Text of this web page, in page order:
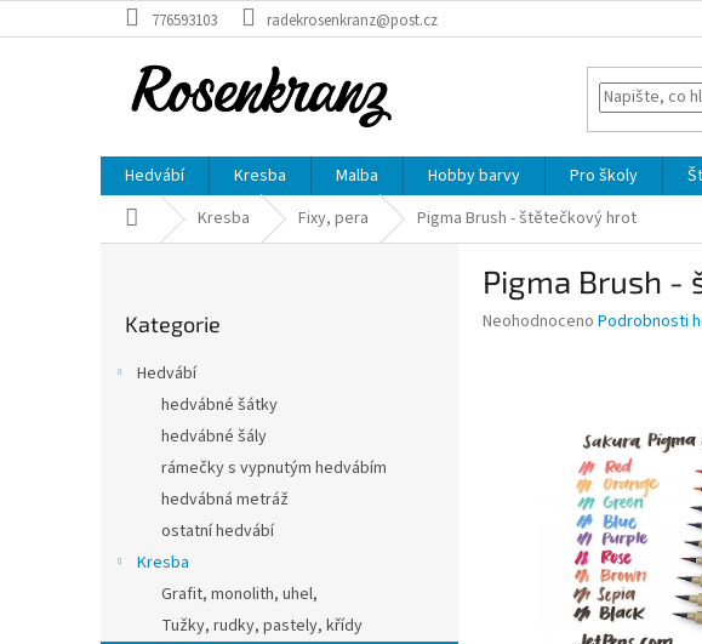
na
776593103 radekrosenkranz@post.cz
Hedvábí Kresba Malba Hobby barvy Pro školy
Domů Kresba Fixy, pera Pigma Brush - štětečkový hrot
kategorie
Kategorie
Hedvábí
hedvábné šátky
hedvábné šály
rámečky s vypnutým hedvábím
hedvábná metráž
ostatní hedvábí
Kresba
Grafit, monolith, uhel,
Tužky, rudky, pastely, křídy
Pigma Brush -
Průměrné
Neohodnoceno Podrobnosti